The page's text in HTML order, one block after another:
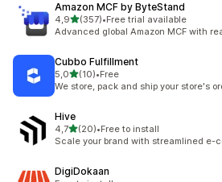
Amazon MCF by ByteStand
4,9na 5 gwiazdek
(357)
Łączna liczba recenzji: 357
•Free trial available
Advanced global Amazon MCF with
Cubbo Fulfillment
5,0na 5 gwiazdek
(10)
Łączna liczba recenzji: 10
•Free
We store, pack and ship your store's
Hive
4,7na 5 gwiazdek
(20)
Łączna liczba recenzji: 20
•Free to install
Scale your brand with streamlined e-
DigiDokaan